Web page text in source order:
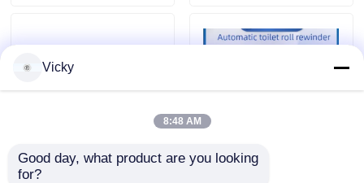
Chiedi un preventivo
Linea di produzione della carta velina
Macchina di
Vicky
8:48 AM
Good day, what product are you looking
for?